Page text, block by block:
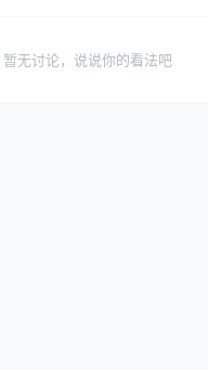
暂无讨论，说说你的看法吧